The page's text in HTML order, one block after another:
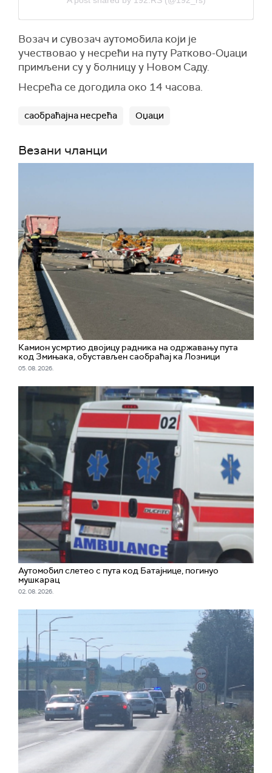
Возач и сувозач аутомобила који је
учествовао у несрећи на путу Ратково-Оџаци
примљени су у болницу у Новом Саду.
Несрећа се догодила око 14 часова.
саобраћајна несрећа Оџаци
Везани чланци
Камион усмртио двојицу радника на одржавању пута
код Змињака, обустављен саобраћај ка Лозници
05. 08. 2026.
Аутомобил слетео с пута код Батајнице, погинуо
мушкарац
02. 08. 2026.